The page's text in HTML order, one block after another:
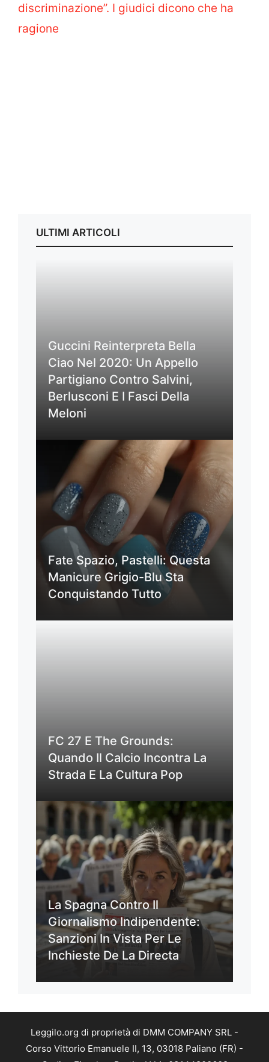
discriminazione”. I giudici dicono che ha
ragione
ULTIMI ARTICOLI
Guccini Reinterpreta Bella
Ciao Nel 2020: Un Appello
Partigiano Contro Salvini,
Berlusconi E I Fasci Della
Meloni
Fate Spazio, Pastelli: Questa
Manicure Grigio-Blu Sta
Conquistando Tutto
FC 27 E The Grounds:
Quando Il Calcio Incontra La
Strada E La Cultura Pop
La Spagna Contro Il
Giornalismo Indipendente:
Sanzioni In Vista Per Le
Inchieste De La Directa
Leggilo.org di proprietà di DMM COMPANY SRL -
Corso Vittorio Emanuele II, 13, 03018 Paliano (FR) -